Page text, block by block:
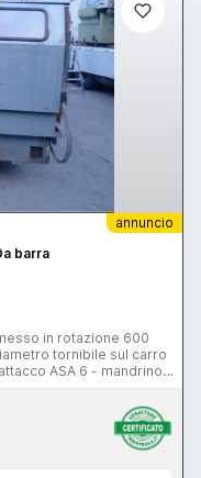
annuncio
barra
in rotazione 600
tornibile sul carro
ASA 6 - mandrino
motore 14 HP -
- numero utensili 7 -
longitudinale 415 mm -